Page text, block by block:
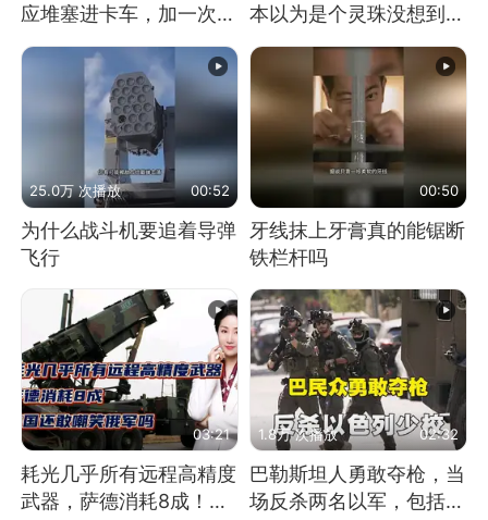
应堆塞进卡车，加一次燃
本以为是个灵珠没想到是
25.0万 次播放 00:52
为什么战斗机要追着导弹
飞行
00:50
牙线抹上牙膏真的能锯断
铁栏杆吗
03:21
耗光几乎所有远程高精度
武器，萨德消耗8成！美
1.8万 次播放 02:32
巴勒斯坦人勇敢夺枪，当
场反杀两名以军，包括一